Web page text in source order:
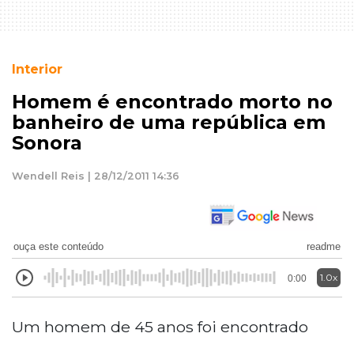
Interior
Homem é encontrado morto no
banheiro de uma república em
Sonora
Wendell Reis | 28/12/2011 14:36
ouça este conteúdo readme
0:00 1.0x
Um homem de 45 anos foi encontrado